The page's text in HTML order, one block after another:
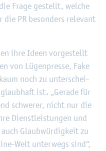
Frage ge­stellt, wel­che
PR be­son­ders re­le­vant
ihre Ideen vor­ge­stellt
von Lü­gen­pres­se, Fake
noch zu un­ter­schei­
ist. „Ge­ra­de für
schwe­rer, nicht nur die
Dienst­leis­tun­gen und
Glaub­wür­dig­keit zu
Welt un­ter­wegs sind“,